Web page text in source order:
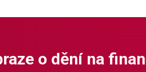
o dění na